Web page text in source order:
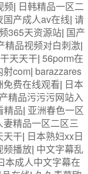
频| 日韩精品一区二
国产成人av在线| 请
365天资源站| 国产
精品视频对白刺激|
天天干| 56porm在
射com| barazzares
免费在线观看| 日本
精品污污污网站入
精品| 亚洲春色一区
妻精品一区二区三
天干| 日本熟妇xx日
频播放| 中文字幕乱
本成人中文字幕在